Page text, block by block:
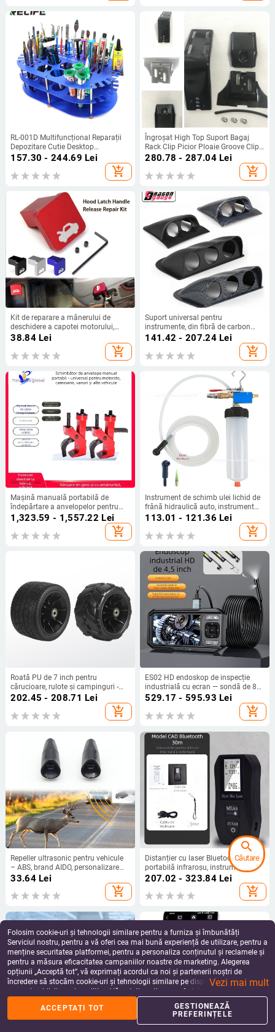
apps
Coș
%
Reduceri Profil
RL-001D Multifuncțional Reparații
Depozitare Cutie Desktop
Șurubelniță Display Rack Reparații
Depozitare
157.30 - 244.69 Lei
add_shopping_cart
Îngroșat High Top Suport Bagaj
Rack Clip Picior Ploaie Groove Clip
Picior Fixare Suport Ploaie Groove
280.78 - 287.04Lei
add_shopping_cart
Kit de reparare a mânerului de
deschidere a capotei motorului,
compatibil cu Honda Civic 96-2011
38.84Lei
add_shopping_cart
Suport universal pentru
instrumente, din fibră de carbon
neagră, 2 inch, 52 mm, pentru piese
141.42 - 207.24Lei
add_shopping_cart
Mașină manuală portabilă de
îndepărtare a anvelopelor pentru
mașini mari și mici, mașină de
curățat anvelope, presă de anvelope
pentru lopată, presă manuală de
1,323.59 - 1,557.22 Lei
add_shopping_cart
Instrument de schimb ulei lichid de
frână hidraulică auto, instrument
general de schimb ulei auto,
descărcător de ulei, schimb aer,
scurgere
113.01 - 121.36 Lei
add_shopping_cart
Roată PU de 7 inch pentru
cărucioare, rulote și campinguri -
ușoară, durabilă, aspect plăcut
202.45 - 208.71 Lei
add_shopping_cart
ES02 HD endoskop de inspecție
industrială cu ecran — sondă de 8
mm, lungime de lucru 5 m, IP67
impermeabil, 720P ecran, iluminare
LED
529.17 - 595.93 Lei
add_shopping_cart
Repeller ultrasonic pentru vehicule
– ABS, brand AIDO, personalizare
disponibilă
33.64Lei
add_shopping_cart
Distanțier cu laser Bluetooth, riglă
portabilă infraroșu, instrument
electronic de măsură cu precizie
înaltă, model X30, rază de 30 m
207.02 - 323.84Lei
add_shopping_cart
Folosim cookie-uri și tehnologii similare pentru a furniza și îmbunătăți
Serviciul nostru, pentru a vă oferi cea mai bună experiență de utilizare, pentru a
menține securitatea platformei, pentru a personaliza conținutul și reclamele și
pentru a măsura eficacitatea campaniilor noastre de marketing. Alegerea
opțiunii „Acceptă tot”, vă exprimați acordul ca noi și partenerii noștri de
încredere să stocăm cookie-uri și tehnologii similare pe dispozitivul dvs. în
scopuri publicitare și analitice. Vă puteți gestiona preferințele în orice moment
făcând clic pe „Gestionează preferințele”. Pentru mai multe informații, vă
rugăm să consultațiPolitica noastră de confidențialitate.
Vezi mai mult
ACCEPTAȚI TOT
GESTIONEAZĂ
PREFERINȚELE
search
Căutare